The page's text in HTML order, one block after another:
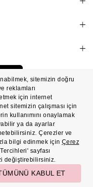
lisansı aracılığıyla işletilen ticari
Metni
İşlem Rehberi